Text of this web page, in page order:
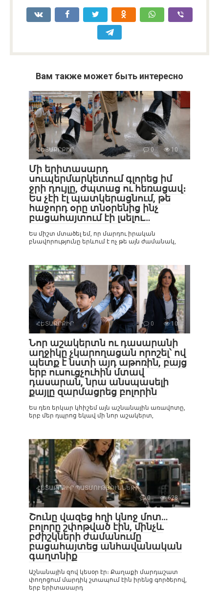
Вам также может быть интересно
ՀԵՏԱՔՐՔԻՐ 0 10
Մի երիտասարդ
սուպերմարկետում գլորեց իմ
ջրի դույլը, ժպտաց ու հեռացավ։
Ես չէի էլ պատկերացնում, թե
հաջորդ օրը տնօրենից ինչ
բացահայտում էի լսելու…
Ես միշտ մտածել եմ, որ մարդու իրական
բնավորությունը երևում է ոչ թե այն ժամանակ,
ՀԵՏԱՔՐՔԻՐ 0 10
Նոր աշակերտն ու դասարանի
աղջիկը չկարողացան որոշել՝ ով
պետք է նստի այդ աթոռին, բայց
երբ ուսուցչուհին մտավ
դասարան, նրա անսպասելի
քայլը զարմացրեց բոլորին
Ես դեռ երկար կհիշեմ այն աշնանային առավոտը,
երբ մեր դպրոց եկավ մի նոր աշակերտ,
ՀԵՏԱՔՐՔԻՐ ՊԱՏՄՈՒԹՅՈՒՆՆԵՐ
0
628
Շունը վազեց հղի կնոջ մոտ…
բոլորը շփոթված էին, մինչև
բժիշկների ժամանումը
բացահայտեց անհավանական
գաղտնիք
Աշնանային զով կեսօր էր։ Քաղաքի մարդաշատ
փողոցում մարդիկ շտապում էին իրենց գործերով,
երբ երիտասարդ